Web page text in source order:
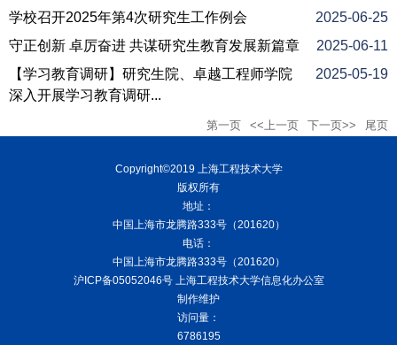
学校召开2025年第4次研究生工作例会
2025-06-25
守正创新 卓厉奋进 共谋研究生教育发展新篇章
2025-06-11
【学习教育调研】研究生院、卓越工程师学院
深入开展学习教育调研...
2025-05-19
第一页 <<上一页 下一页>> 尾页
Copyright©2019 上海工程技术大学
版权所有
地址：
中国上海市龙腾路333号（201620）
电话：
中国上海市龙腾路333号（201620）
沪ICP备05052046号 上海工程技术大学信息化办公室
制作维护
访问量：
6786195